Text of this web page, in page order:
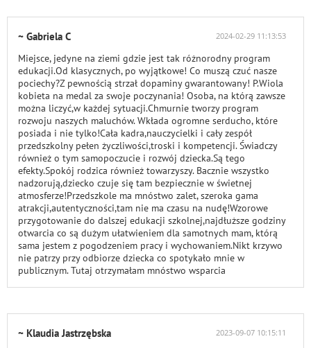
~ Gabriela C 2024-02-29 11:13:53
Miejsce, jedyne na ziemi gdzie jest tak różnorodny program
edukacji.Od klasycznych, po wyjątkowe! Co muszą czuć nasze
pociechy?Z pewnością strzał dopaminy gwarantowany! P.Wiola
kobieta na medal za swoje poczynania! Osoba, na którą zawsze
można liczyć,w każdej sytuacji.Chmurnie tworzy program
rozwoju naszych maluchów. Wkłada ogromne serducho, które
posiada i nie tylko!Cała kadra,nauczycielki i cały zespół
przedszkolny pełen życzliwości,troski i kompetencji. Świadczy
również o tym samopoczucie i rozwój dziecka.Są tego
efekty.Spokój rodzica również towarzyszy. Bacznie wszystko
nadzorują,dziecko czuje się tam bezpiecznie w świetnej
atmosferze!Przedszkole ma mnóstwo zalet, szeroka gama
atrakcji,autentyczności,tam nie ma czasu na nudę!Wzorowe
przygotowanie do dalszej edukacji szkolnej,najdłuższe godziny
otwarcia co są dużym ułatwieniem dla samotnych mam, którą
sama jestem z pogodzeniem pracy i wychowaniem.Nikt krzywo
nie patrzy przy odbiorze dziecka co spotykało mnie w
publicznym. Tutaj otrzymałam mnóstwo wsparcia
~ Klaudia Jastrzębska 2023-09-07 10:15:11